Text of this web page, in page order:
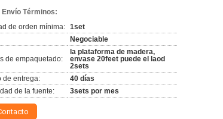
Envío Términos:
de orden mínima: 1set
Negociable
de empaquetado:
la plataforma de madera,
envase 20feet puede el laod
2sets
de entrega:
40 días
de la fuente:
3sets por mes